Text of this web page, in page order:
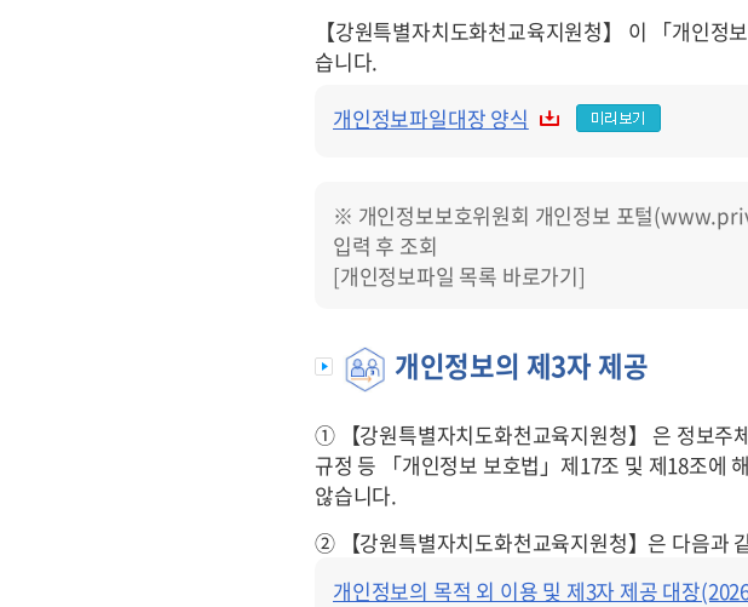
【강원특별자치도화천교육지원청】 이 「개인정
습니다.
개인정보
개인정보파일대장 양식
※ 개인정보보호위원회 개인정보 포털
입력 후 조회
[개인정보파일 목록 바로가기]
개인정보의 제3자 제공
① 【강원특별자치도화천교육지원청】은 정보주
규정 등 「개인정보 보호법」제17조 및 제18조에
않습니다.
② 【강원특별자치도화천교육지원청】은 다음과
개인정보의
개인정보의 목적 외 이용 및 제3자 제공 대장